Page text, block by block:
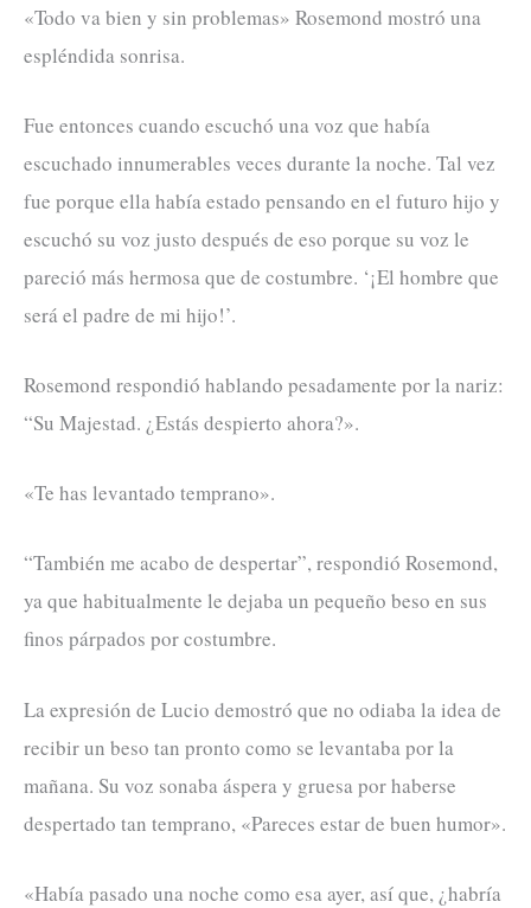
«Todo va bien y sin problemas» Rosemond mostró una
espléndida sonrisa.
Fue entonces cuando escuchó una voz que había
escuchado innumerables veces durante la noche. Tal vez
fue porque ella había estado pensando en el futuro hijo y
escuchó su voz justo después de eso porque su voz le
pareció más hermosa que de costumbre. ‘¡El hombre que
será el padre de mi hijo!’.
Rosemond respondió hablando pesadamente por la nariz:
“Su Majestad. ¿Estás despierto ahora?».
«Te has levantado temprano».
“También me acabo de despertar”, respondió Rosemond,
ya que habitualmente le dejaba un pequeño beso en sus
finos párpados por costumbre.
La expresión de Lucio demostró que no odiaba la idea de
recibir un beso tan pronto como se levantaba por la
mañana. Su voz sonaba áspera y gruesa por haberse
despertado tan temprano, «Pareces estar de buen humor».
«Había pasado una noche como esa ayer, así que, ¿habría